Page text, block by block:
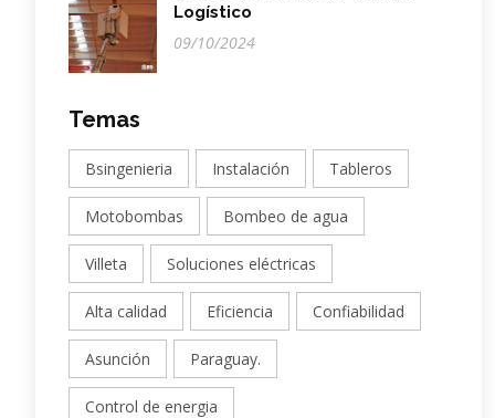
Logístico
09/10/2024
Temas
Bsingenieria Instalación Tableros
Motobombas Bombeo de agua
Villeta Soluciones eléctricas
Alta calidad Eficiencia Confiabilidad
Asunción Paraguay.
Control de energia